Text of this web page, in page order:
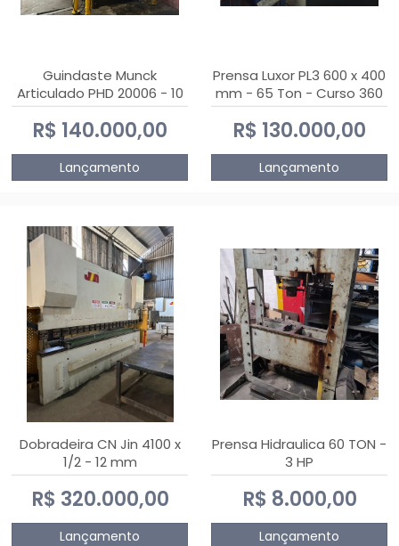
Guindaste Munck
Articulado PHD 20006 - 10
Ton
R$ 140.000,00
Lançamento
Prensa Luxor PL3 600 x 400
mm - 65 Ton - Curso 360
mm
R$ 130.000,00
Lançamento
Dobradeira CN Jin 4100 x
1/2 - 12 mm
R$ 320.000,00
Lançamento
Prensa Hidraulica 60 TON -
3 HP
R$ 8.000,00
Lançamento